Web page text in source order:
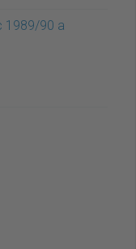
1989/90 a